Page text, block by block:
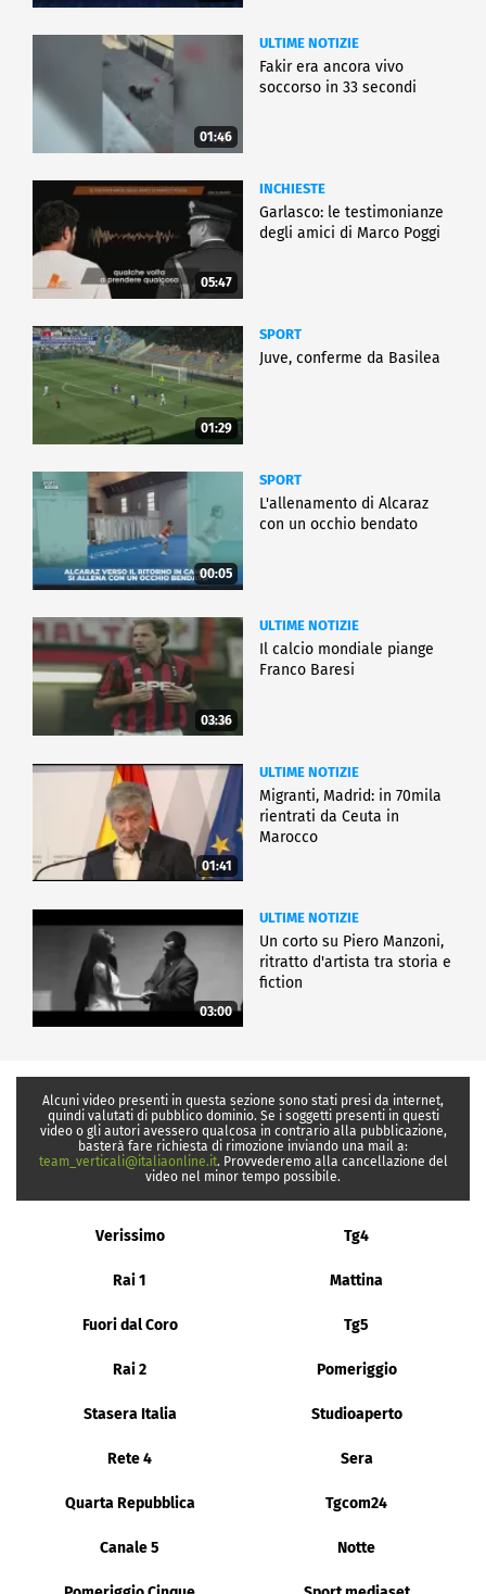
01:46
ULTIME NOTIZIE
Fakir era ancora vivo
soccorso in 33 secondi
05:47
INCHIESTE
Garlasco: le testimonianze
degli amici di Marco Poggi
01:29
SPORT
Juve, conferme da Basilea
00:05
SPORT
L'allenamento di Alcaraz
con un occhio bendato
03:36
ULTIME NOTIZIE
Il calcio mondiale piange
Franco Baresi
01:41
ULTIME NOTIZIE
Migranti, Madrid: in 70mila
rientrati da Ceuta in
Marocco
03:00
ULTIME NOTIZIE
Un corto su Piero Manzoni,
ritratto d'artista tra storia e
fiction
Alcuni video presenti in questa sezione sono stati presi da internet,
quindi valutati di pubblico dominio. Se i soggetti presenti in questi
video o gli autori avessero qualcosa in contrario alla pubblicazione,
basterà fare richiesta di rimozione inviando una mail a:
team_verticali@italiaonline.it. Provvederemo alla cancellazione del
video nel minor tempo possibile.
Verissimo Tg4
Rai 1 Mattina
Fuori dal Coro Tg5
Rai 2 Pomeriggio
Stasera Italia Studioaperto
Rete 4 Sera
Quarta Repubblica Tgcom24
Canale 5 Notte